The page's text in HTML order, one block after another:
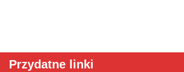
Przydatne linki